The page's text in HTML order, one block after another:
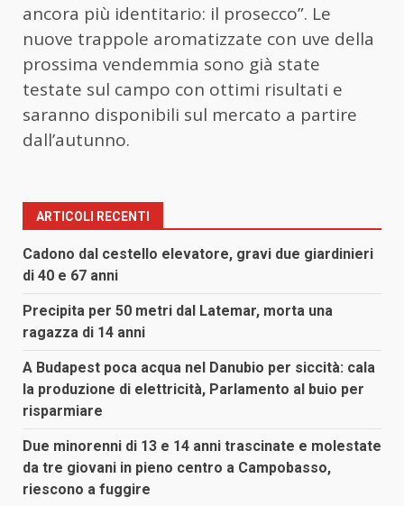
ancora più identitario: il prosecco”. Le
nuove trappole aromatizzate con uve della
prossima vendemmia sono già state
testate sul campo con ottimi risultati e
saranno disponibili sul mercato a partire
dall’autunno.
ARTICOLI RECENTI
Cadono dal cestello elevatore, gravi due giardinieri
di 40 e 67 anni
Precipita per 50 metri dal Latemar, morta una
ragazza di 14 anni
A Budapest poca acqua nel Danubio per siccità: cala
la produzione di elettricità, Parlamento al buio per
risparmiare
Due minorenni di 13 e 14 anni trascinate e molestate
da tre giovani in pieno centro a Campobasso,
riescono a fuggire